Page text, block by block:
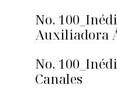
No.
Auxiliadora
No.
Canales